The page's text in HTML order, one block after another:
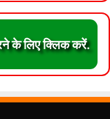
के लिए क्लिक करें.